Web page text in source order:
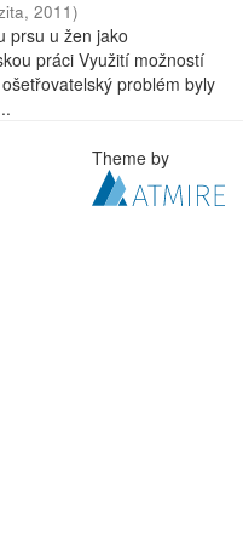
, 2011)
prsu u žen jako
práci Využití možností
problém byly
Theme by